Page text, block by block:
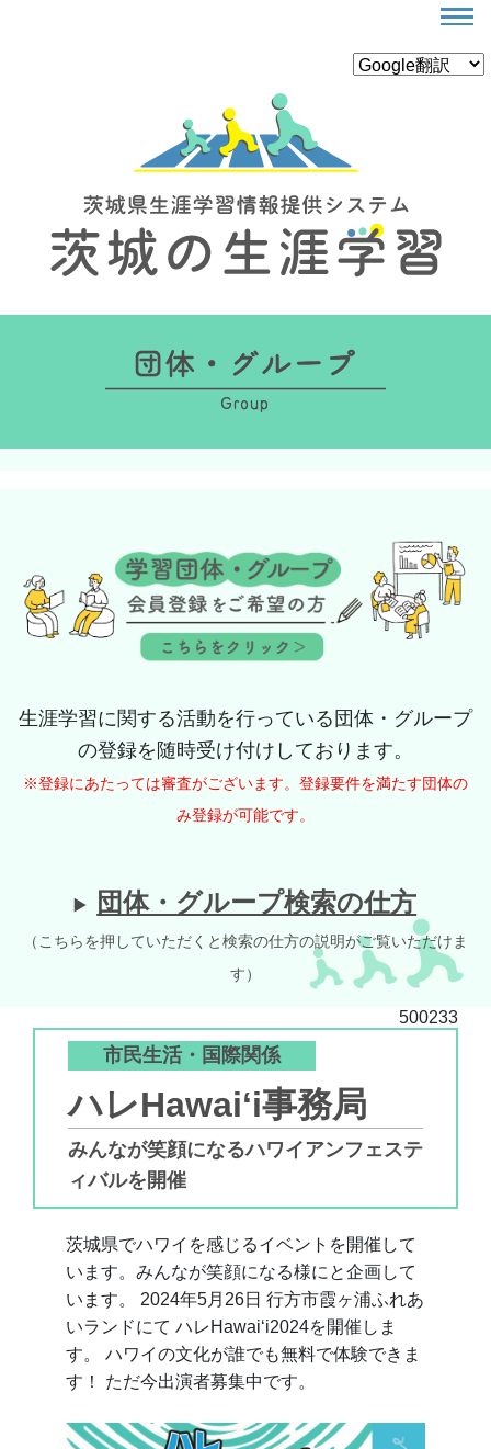
生涯学習に関する活動を行っている団体・グループ
の登録を随時受け付けしております。
※登録にあたっては審査がございます。登録要件を満たす団体の
み登録が可能です。
団体・グループ検索の仕方
（こちらを押していただくと検索の仕方の説明がご覧いただけま
す）
500233
市民生活・国際関係
ハレHawaiʻi事務局
みんなが笑顔になるハワイアンフェステ
ィバルを開催
茨城県でハワイを感じるイベントを開催して
います。みんなが笑顔になる様にと企画して
います。 2024年5月26日 行方市霞ヶ浦ふれあ
いランドにて ハレHawaiʻi2024を開催しま
す。 ハワイの文化が誰でも無料で体験できま
す！ ただ今出演者募集中です。